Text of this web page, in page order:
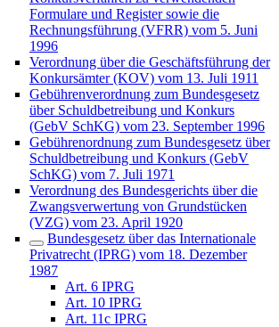
Formulare und Register sowie die
Rechnungsführung (VFRR) vom 5. Juni
1996
Verordnung über die Geschäftsführung der
Konkursämter (KOV) vom 13. Juli 1911
Gebührenverordnung zum Bundesgesetz
über Schuldbetreibung und Konkurs
(GebV SchKG) vom 23. September 1996
Gebührenordnung zum Bundesgesetz über
Schuldbetreibung und Konkurs (GebV
SchKG) vom 7. Juli 1971
Verordnung des Bundesgerichts über die
Zwangsverwertung von Grundstücken
(VZG) vom 23. April 1920
Bundesgesetz über das Internationale
Privatrecht (IPRG) vom 18. Dezember
1987
Art. 6 IPRG
Art. 10 IPRG
Art. 11c IPRG